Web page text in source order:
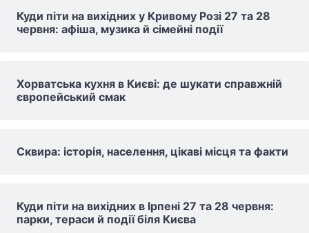
Куди піти на вихідних у Кривому Розі 27 та 28
червня: афіша, музика й сімейні події
Хорватська кухня в Києві: де шукати справжній
європейський смак
Сквира: історія, населення, цікаві місця та факти
Куди піти на вихідних в Ірпені 27 та 28 червня:
парки, тераси й події біля Києва